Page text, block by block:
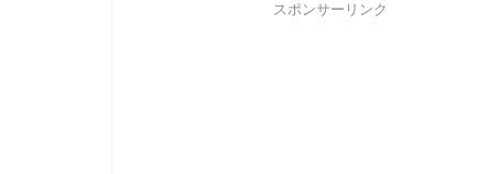
スポンサーリンク